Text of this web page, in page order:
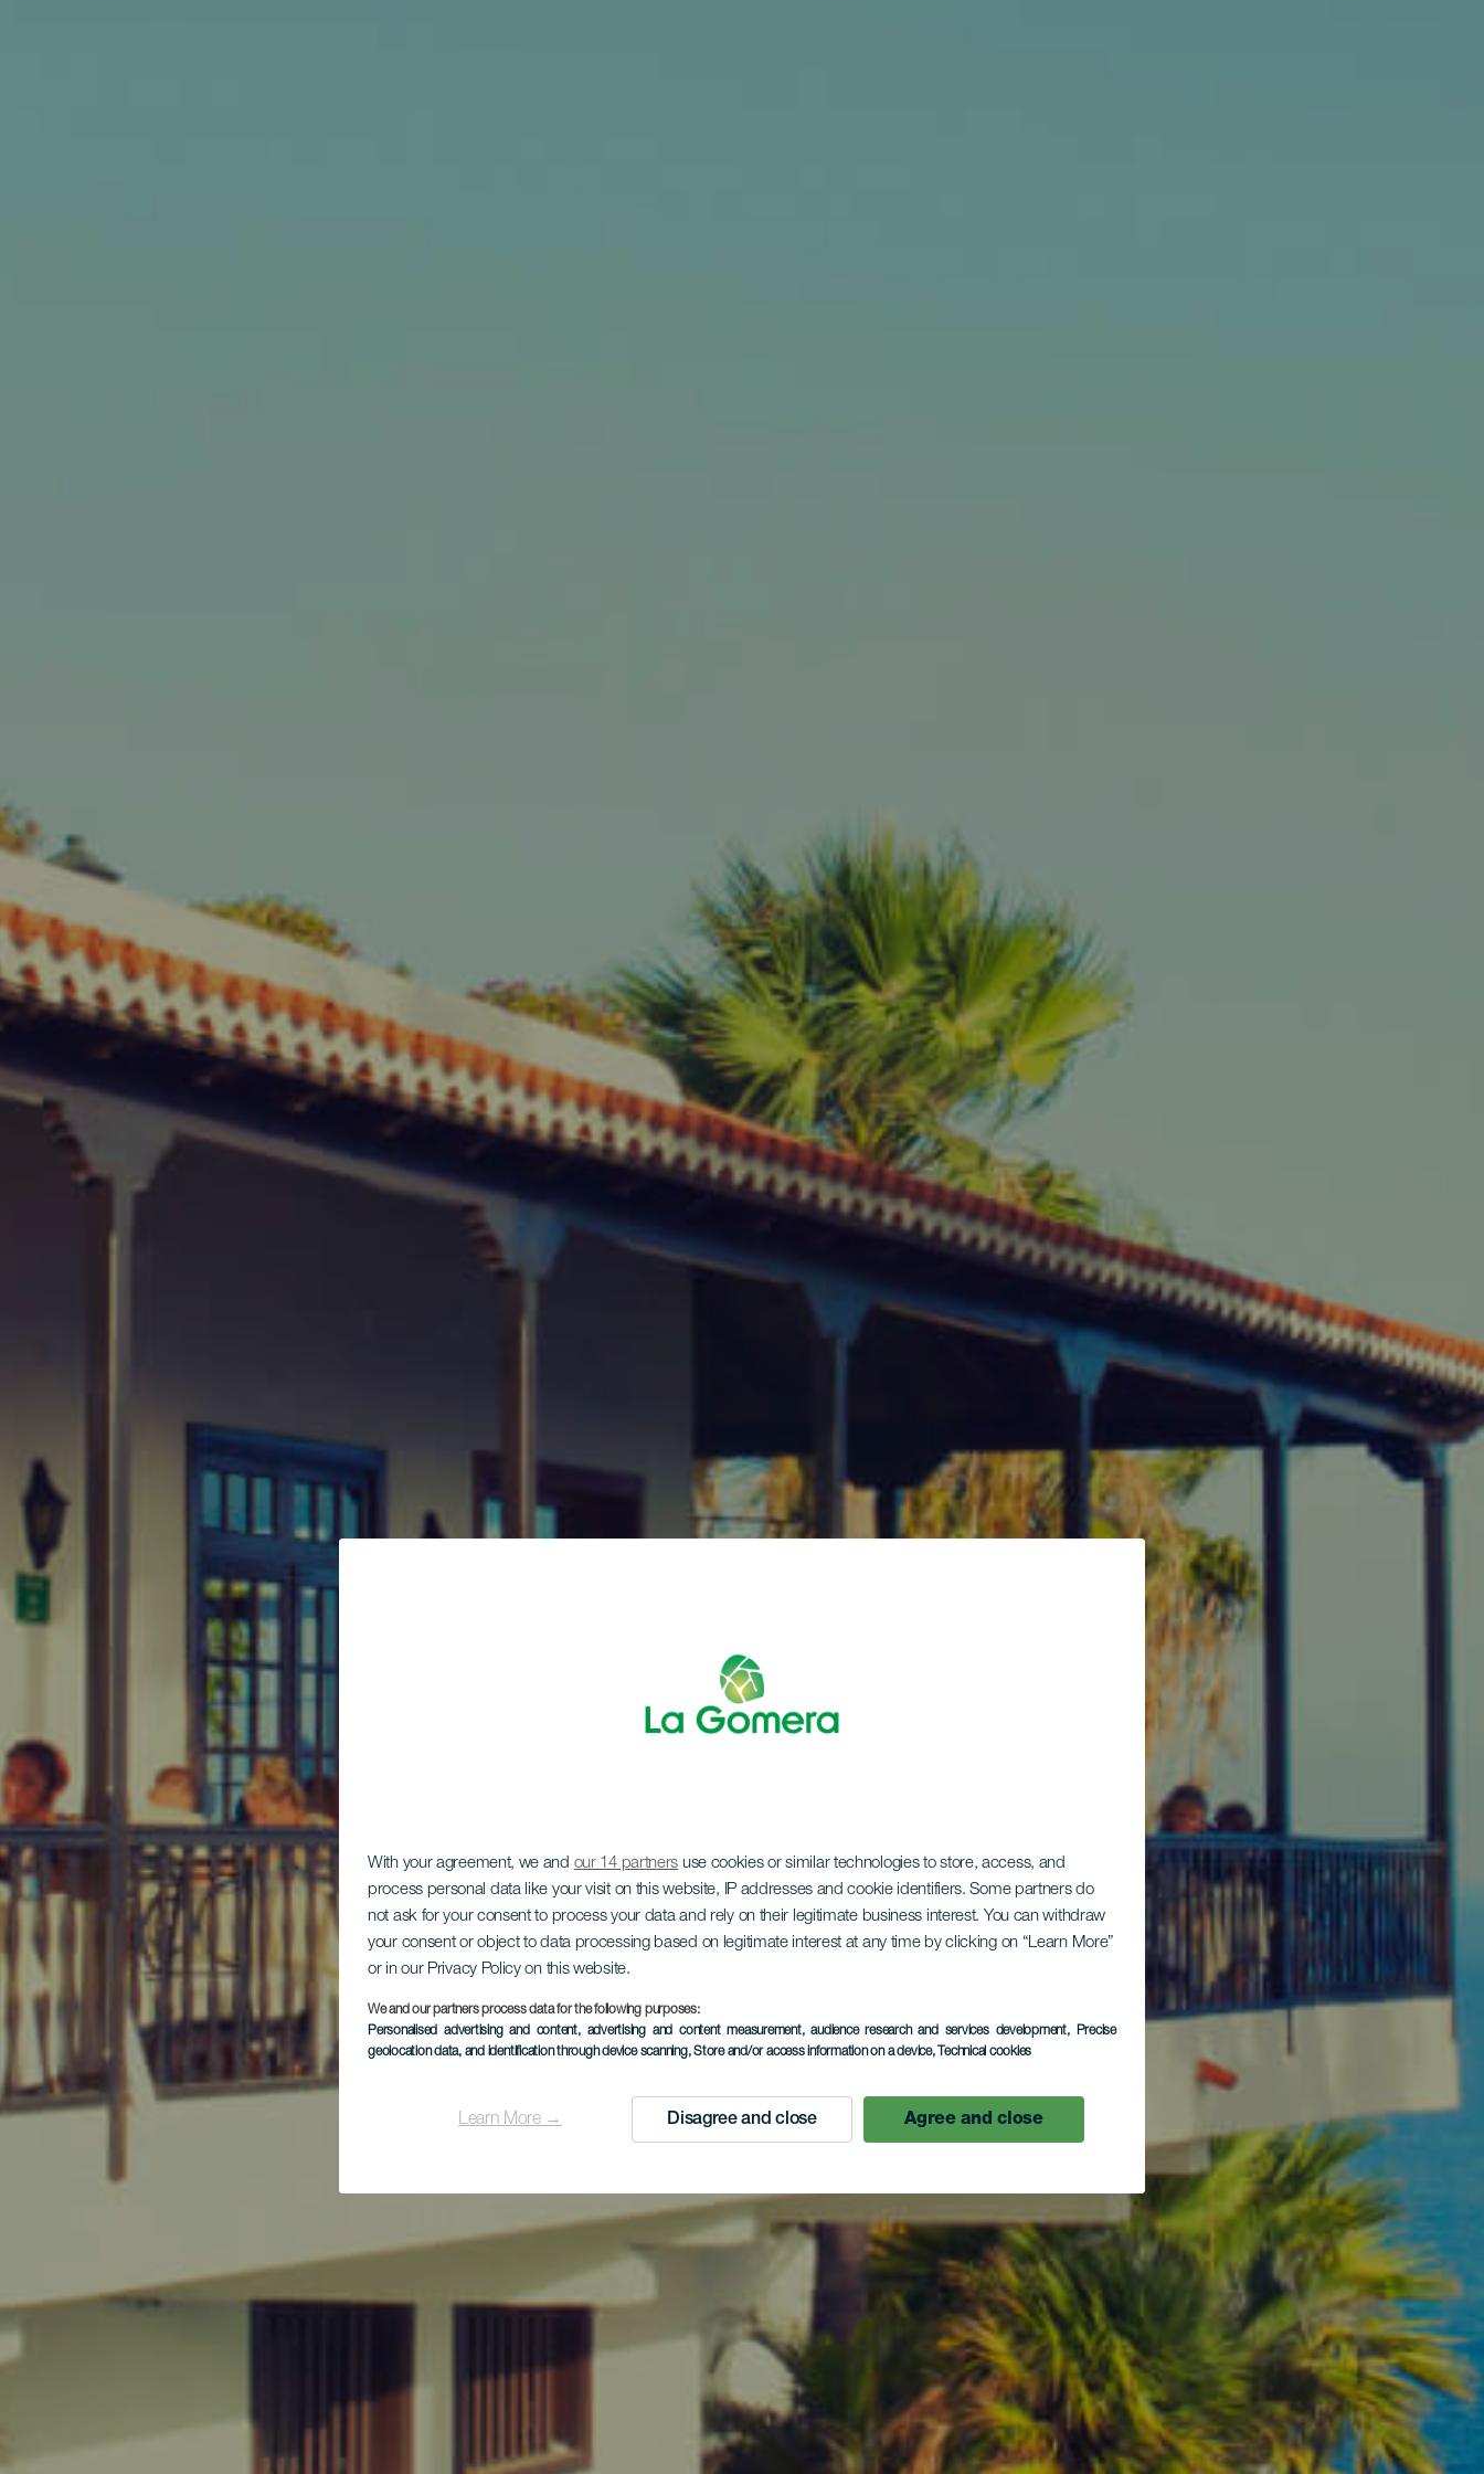
With your agreement, we and our 14 partners use cookies or similar technologies to store, access, and
process personal data like your visit on this website, IP addresses and cookie identifiers. Some partners do
not ask for your consent to process your data and rely on their legitimate business interest. You can withdraw
your consent or object to data processing based on legitimate interest at any time by clicking on “Learn More”
or in our Privacy Policy on this website.
We and our partners process data for the following purposes:
Personalised advertising and content, advertising and content measurement, audience research and services development, Precise
geolocation data, and identification through device scanning, Store and/or access information on a device, Technical cookies
Learn More → Disagree and close Agree and close